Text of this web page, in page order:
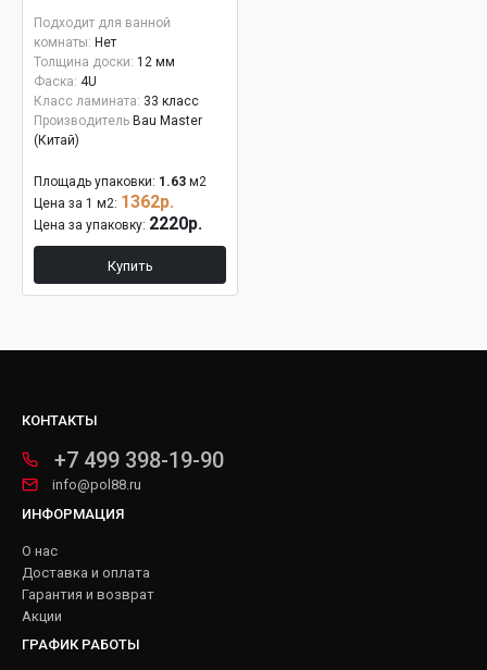
Подходит для ванной
комнаты: Нет
Толщина доски: 12 мм
Фаска: 4U
Класс ламината: 33 класс
Производитель Bau Master
(Китай)
Площадь упаковки: 1.63 м2
Цена за 1 м2: 1362р.
Цена за упаковку: 2220р.
Купить
КОНТАКТЫ
+7 499 398-19-90
info@pol88.ru
ИНФОРМАЦИЯ
О нас
Доставка и оплата
Гарантия и возврат
Акции
ГРАФИК РАБОТЫ